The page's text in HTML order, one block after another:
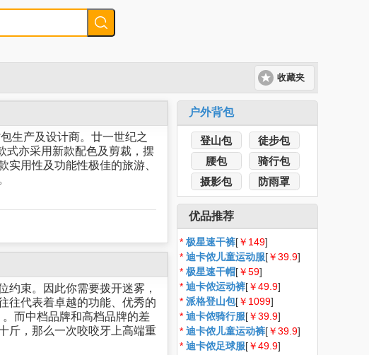
收藏夹
生产及设计商。廿一世纪之
式亦采用新款配色及剪裁，摆
用性及功能性极佳的旅游、
约束。因此你需要拨开迷雾，
往代表着卓越的功能、优秀的
而中档品牌和高档品牌的差
斤，那么一次咬咬牙上高端重
户外背包
登山包
徒步包
腰包
骑行包
摄影包
防雨罩
优品推荐
* 极星速干裤[￥149]
* 迪卡侬儿童运动服[￥39.9]
* 极星速干帽[￥59]
* 迪卡侬运动裤[￥49.9]
* 派格登山包[￥1099]
* 迪卡侬骑行服[￥39.9]
* 迪卡侬儿童运动裤[￥39.9]
* 迪卡侬足球服[￥49.9]